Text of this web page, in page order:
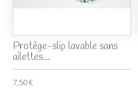
Protège-slip lavable sans
ailettes...
7,50 €